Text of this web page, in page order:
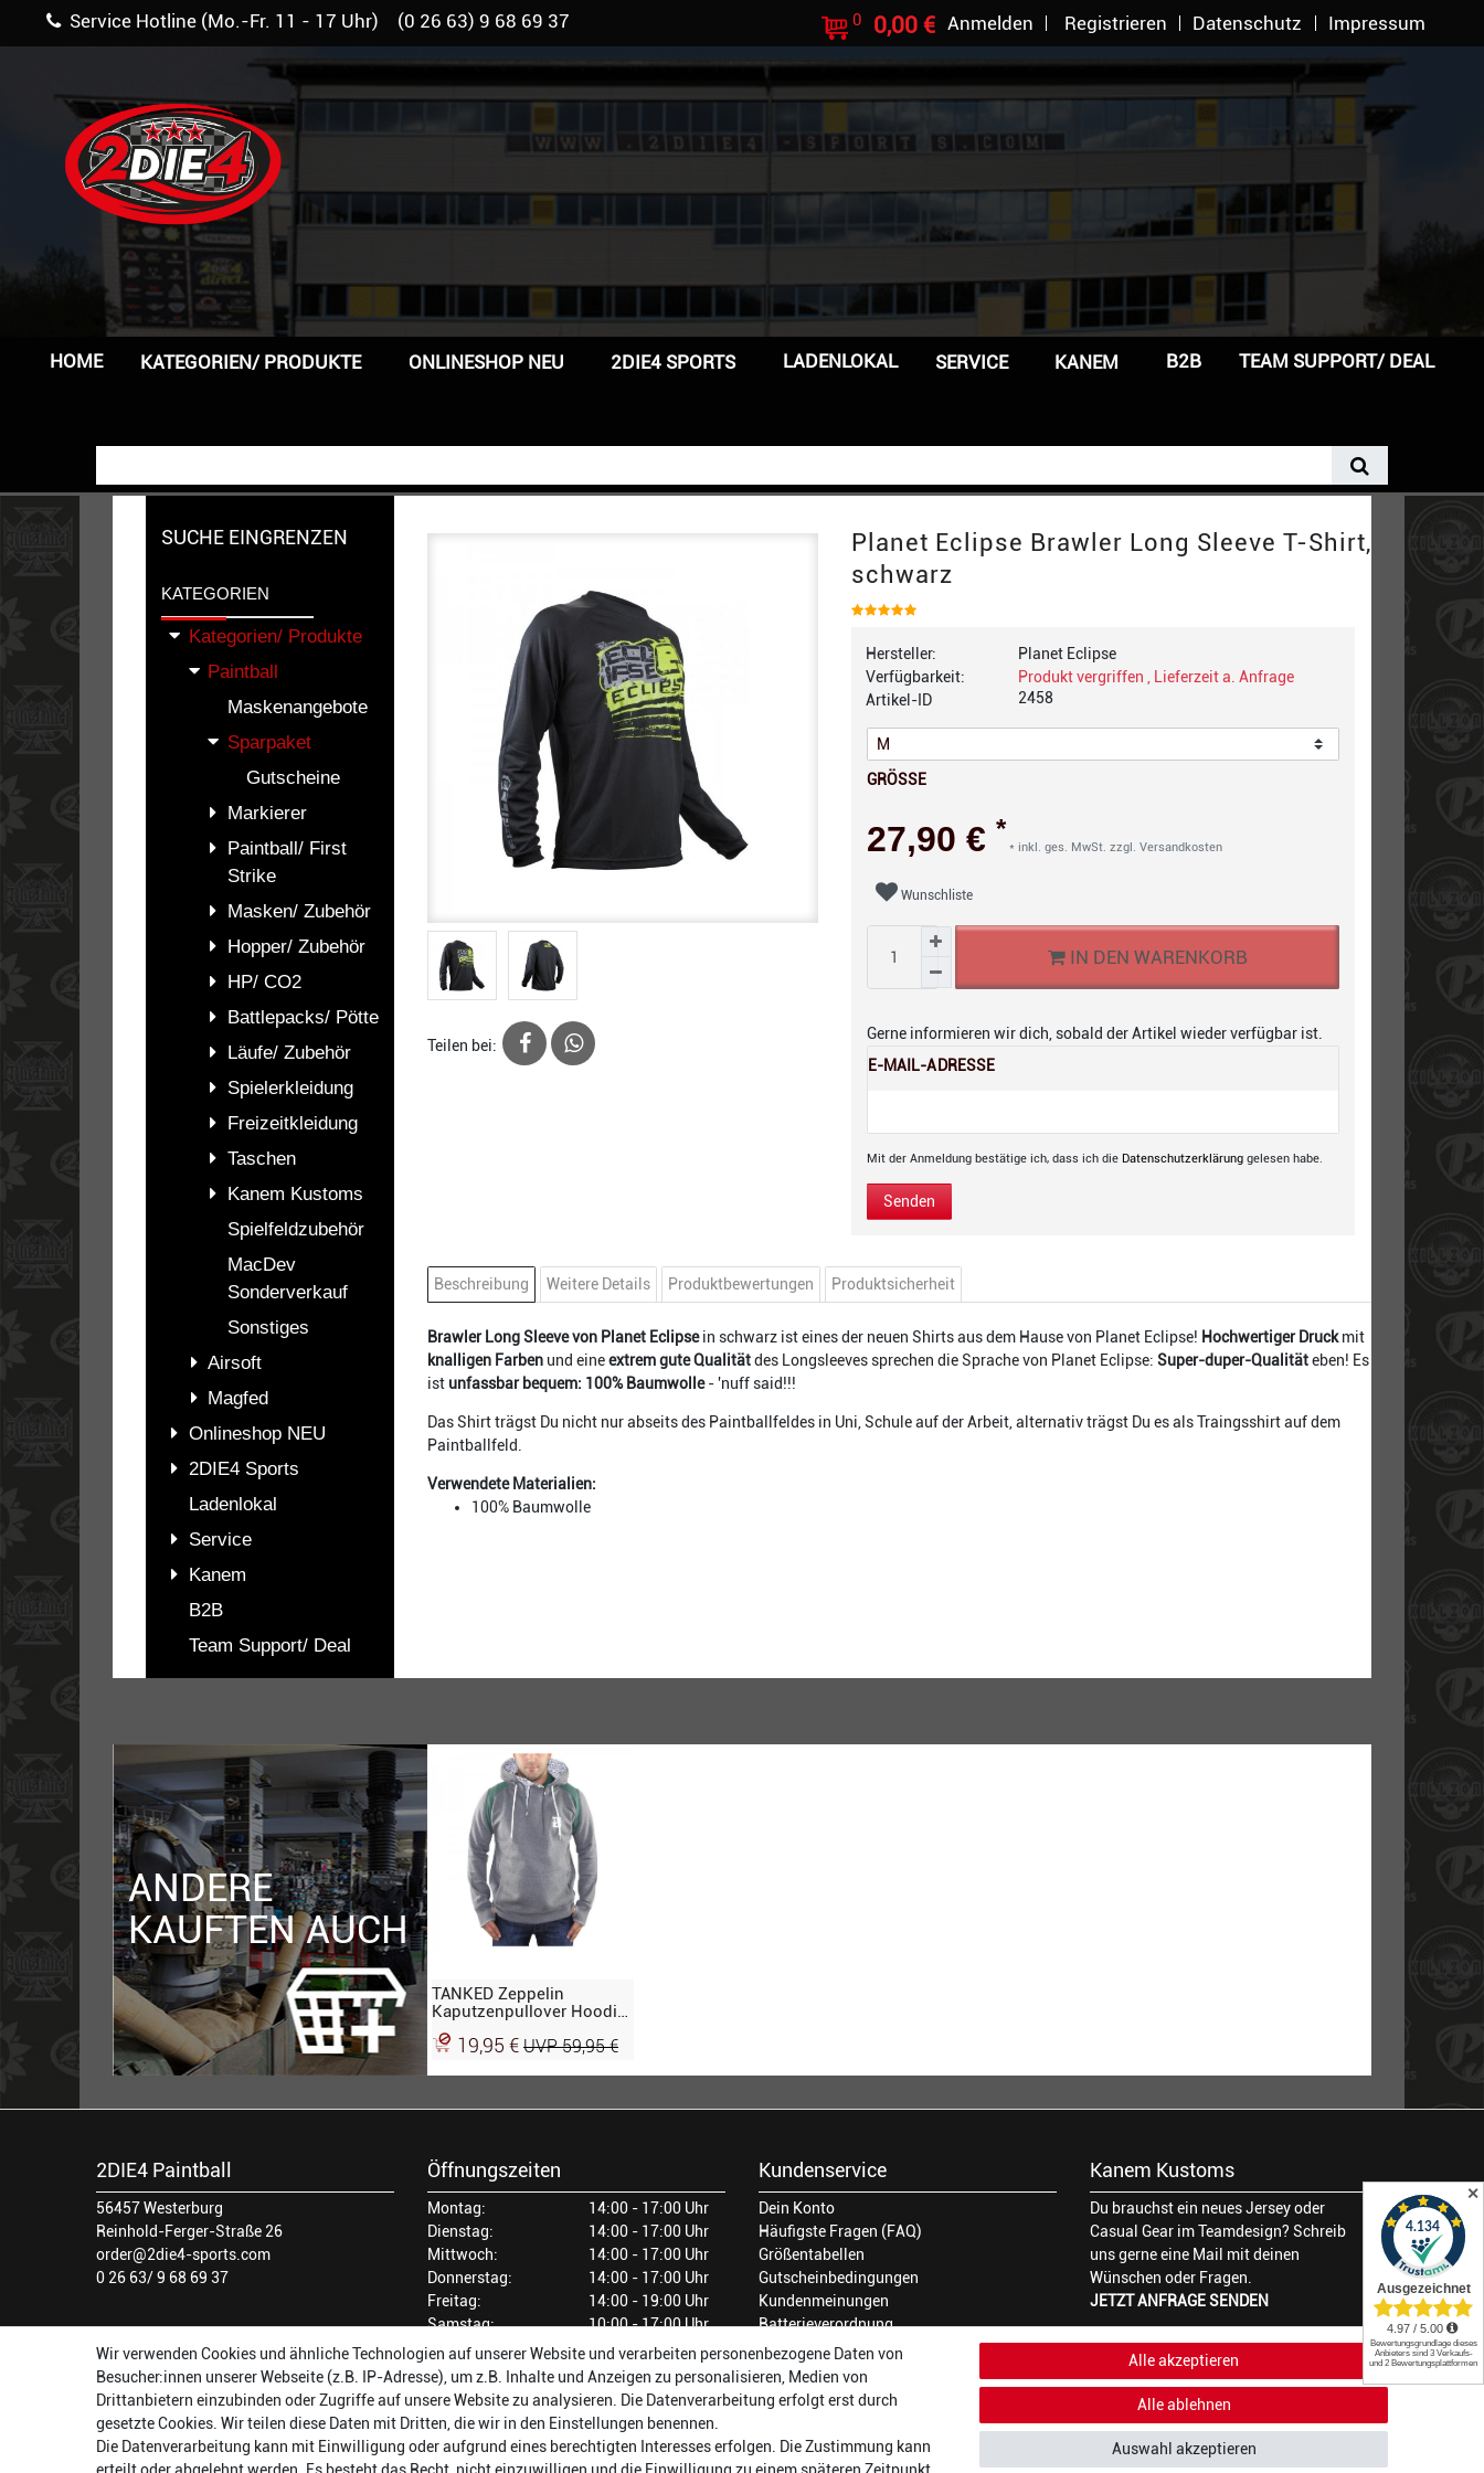
Service Hotline (Mo.-Fr. 11 - 17 Uhr) (0 26 63) 9 68 69 37 0 0,00 € Anmelden Registrieren Datenschutz Impressum
HOME KATEGORIEN/ PRODUKTE ONLINESHOP NEU 2DIE4 SPORTS LADENLOKAL SERVICE KANEM B2B TEAM SUPPORT/ DEAL
SUCHE EINGRENZEN
KATEGORIEN
Kategorien/ Produkte
Paintball
Maskenangebote
Sparpaket
Gutscheine
Markierer
Paintball/ First
Strike
Masken/ Zubehör
Hopper/ Zubehör
HP/ CO2
Battlepacks/ Pötte
Läufe/ Zubehör
Spielerkleidung
Freizeitkleidung
Taschen
Kanem Kustoms
Spielfeldzubehör
MacDev
Sonderverkauf
Sonstiges
Airsoft
Magfed
Onlineshop NEU
2DIE4 Sports
Ladenlokal
Service
Kanem
B2B
Team Support/ Deal
Teilen bei:
Planet Eclipse Brawler Long Sleeve T-Shirt,
schwarz
Hersteller:
Verfügbarkeit:
Artikel-ID
Planet Eclipse
Produkt vergriffen , Lieferzeit a. Anfrage
2458
GRÖSSE
27,90 € *
* inkl. ges. MwSt. zzgl. Versandkosten
Wunschliste
IN DEN WARENKORB
Gerne informieren wir dich, sobald der Artikel wieder verfügbar ist.
E-MAIL-ADRESSE
Mit der Anmeldung bestätige ich, dass ich die Daten­schutz­erklärunggelesen habe.
Senden
Beschreibung Weitere Details Produktbewertungen Produktsicherheit
Brawler Long Sleeve von Planet Eclipsein schwarz ist eines der neuen Shirts aus dem Hause von Planet Eclipse! Hochwertiger Druckmit
knalligen Farben und eineextrem gute Qualitätdes Longsleeves sprechen die Sprache von Planet Eclipse: Super-duper-Qualitäteben! Es
ist unfassbar bequem: 100% Baumwolle- 'nuff said!!!
Das Shirt trägst Du nicht nur abseits des Paintballfeldes in Uni, Schule auf der Arbeit, alternativ trägst Du es als Traingsshirt auf dem
Paintballfeld.
Verwendete Materialien:
100% Baumwolle
ZUBEHÖR
ANDERE
KAUFTEN AUCH
TANKED Zeppelin
Kaputzenpullover Hoodie,
grau-grün
19,95 € UVP 59,95 €
2DIE4 Paintball
56457 Westerburg
Reinhold-Ferger-Straße 26
order@2die4-sports.com
0 26 63/ 9 68 69 37
Öffnungszeiten
Montag:
14:00 - 17:00 Uhr
Dienstag:
14:00 - 17:00 Uhr
Mittwoch:
14:00 - 17:00 Uhr
Donnerstag:
14:00 - 17:00 Uhr
Freitag:
14:00 - 19:00 Uhr
Samstag:
10:00 - 17:00 Uhr
Kundenservice
Dein Konto
Häufigste Fragen (FAQ)
Größentabellen
Gutscheinbedingungen
Kundenmeinungen
Batterieverordnung
Versand und Zahlarten
Vertrag widerrufen
Kanem Kustoms
Du brauchst ein neues Jersey oder
Casual Gear im Teamdesign? Schreib
uns gerne eine Mail mit deinen
Wünschen oder Fragen.
JETZT ANFRAGE SENDEN
Wir verwenden Cookies und ähnliche Technologien auf unserer Website und verarbeiten personenbezogene Daten von
Besucher:innen unserer Webseite (z.B. IP-Adresse), um z.B. Inhalte und Anzeigen zu personalisieren, Medien von
Drittanbietern einzubinden oder Zugriffe auf unsere Website zu analysieren. Die Datenverarbeitung erfolgt erst durch
gesetzte Cookies. Wir teilen diese Daten mit Dritten, die wir in den Einstellungen benennen.
Die Datenverarbeitung kann mit Einwilligung oder aufgrund eines berechtigten Interesses erfolgen. Die Zustimmung kann
Alle akzeptieren
Alle ablehnen
Auswahl akzeptieren
✕